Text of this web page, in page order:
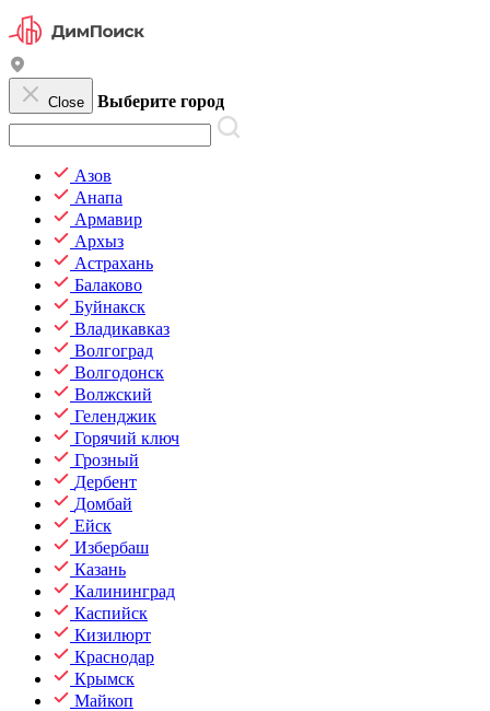
Close Выберите город
Азов
Анапа
Армавир
Архыз
Астрахань
Балаково
Буйнакск
Владикавказ
Волгоград
Волгодонск
Волжский
Геленджик
Горячий ключ
Грозный
Дербент
Домбай
Ейск
Избербаш
Казань
Калининград
Каспийск
Кизилюрт
Краснодар
Крымск
Майкоп